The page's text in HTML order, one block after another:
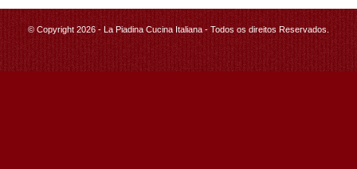
© Copyright 2026 - La Piadina Cucina Italiana - Todos os direitos Reservados.